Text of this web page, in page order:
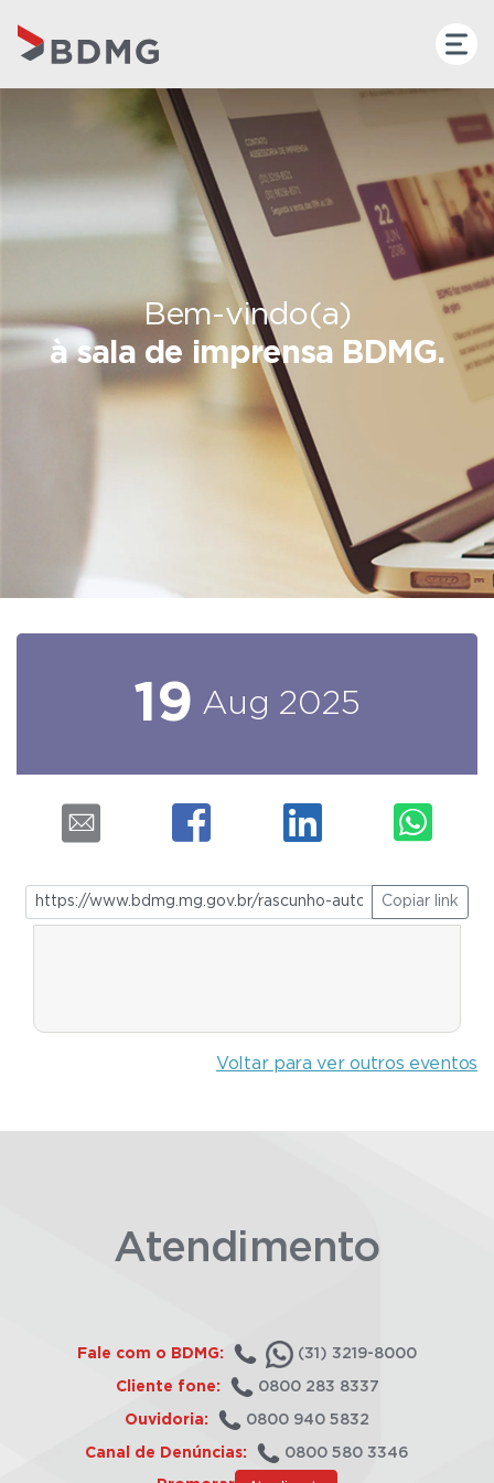
Bem-vindo(a)
à sala de imprensa BDMG.
19 Aug 2025
Copiar link
Voltar para ver outros eventos
Atendimento
Fale com o BDMG: (31) 3219-8000
Cliente fone: 0800 283 8337
Ouvidoria: 0800 940 5832
Canal de Denúncias: 0800 580 3346